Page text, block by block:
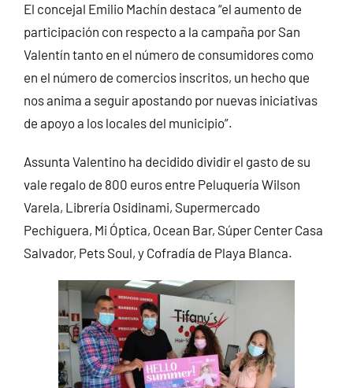
El concejal Emilio Machín destaca “el aumento de
participación con respecto a la campaña por San
Valentín tanto en el número de consumidores como
en el número de comercios inscritos, un hecho que
nos anima a seguir apostando por nuevas iniciativas
de apoyo a los locales del municipio”.
Assunta Valentino ha decidido dividir el gasto de su
vale regalo de 800 euros entre Peluquería Wilson
Varela, Librería Osidinami, Supermercado
Pechiguera, Mi Óptica, Ocean Bar, Súper Center Casa
Salvador, Pets Soul, y Cofradía de Playa Blanca.